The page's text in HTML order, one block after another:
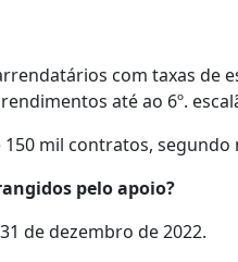
com taxas de
até ao 6º.
mil contratos, segundo
pelo apoio?
de dezembro de 2022.